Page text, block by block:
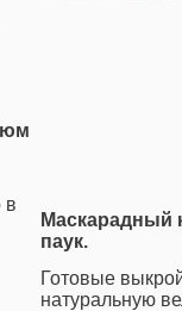
в
Маскарадный
паук.
Готовые
натуральную